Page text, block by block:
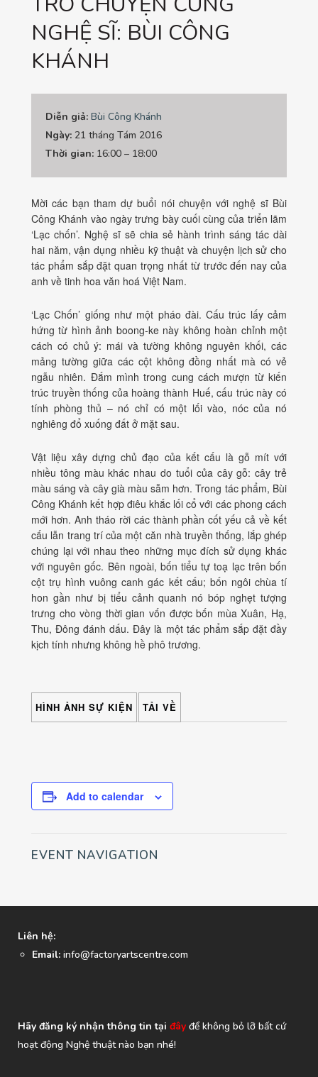
NGHỆ SĨ: BÙI CÔNG
KHÁNH
Diễn giả: Bùi Công Khánh
Ngày: 21 tháng Tám 2016
Thời gian: 16:00 – 18:00
Mời các bạn tham dự buổi nói chuyện với nghệ sĩ Bùi
Công Khánh vào ngày trưng bày cuối cùng của triển lãm
‘Lạc chốn’. Nghệ sĩ sẽ chia sẻ hành trình sáng tác dài
hai năm, vận dụng nhiều kỹ thuật và chuyện lịch sử cho
tác phẩm sắp đặt quan trọng nhất từ trước đến nay của
anh về tinh hoa văn hoá Việt Nam.
‘Lạc Chốn’ giống như một pháo đài. Cấu trúc lấy cảm
hứng từ hình ảnh boong-ke này không hoàn chỉnh một
cách có chủ ý: mái và tường không nguyên khối, các
mảng tường giữa các cột không đồng nhất mà có vẻ
ngẫu nhiên. Đắm mình trong cung cách mượn từ kiến
trúc truyền thống của hoàng thành Huế, cấu trúc này có
tính phòng thủ – nó chỉ có một lối vào, nóc của nó
nghiêng đổ xuống đất ở mặt sau.
Vật liệu xây dựng chủ đạo của kết cấu là gỗ mít với
nhiều tông màu khác nhau do tuổi của cây gỗ: cây trẻ
màu sáng và cây già màu sẫm hơn. Trong tác phẩm, Bùi
Công Khánh kết hợp điêu khắc lối cổ với các phong cách
mới hơn. Anh tháo rời các thành phần cốt yếu cả về kết
cấu lẫn trang trí của một căn nhà truyền thống, lắp ghép
chúng lại với nhau theo những mục đích sử dụng khác
với nguyên gốc. Bên ngoài, bốn tiểu tự toạ lạc trên bốn
cột trụ hình vuông canh gác kết cấu; bốn ngôi chùa tí
hon gần như bị tiểu cảnh quanh nó bóp nghẹt tượng
trưng cho vòng thời gian vốn được bốn mùa Xuân, Hạ,
Thu, Đông đánh dấu. Đây là một tác phẩm sắp đặt đầy
kịch tính nhưng không hề phô trương.
HÌNH ẢNH SỰ KIỆN TẢI VỀ
Add to calendar
EVENT NAVIGATION
Liên hệ:
Email: info@factoryartscentre.com
Hãy đăng ký nhận thông tin tại đây để không bỏ lỡ bất cứ
hoạt động Nghệ thuật nào bạn nhé!